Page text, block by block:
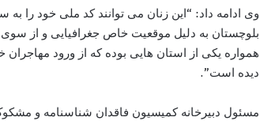
همواره یکی از استان هایی بوده که از ورود
دیده است”.
مسئول دبیرخانه کمیسیون فاقدان شناسنامه و